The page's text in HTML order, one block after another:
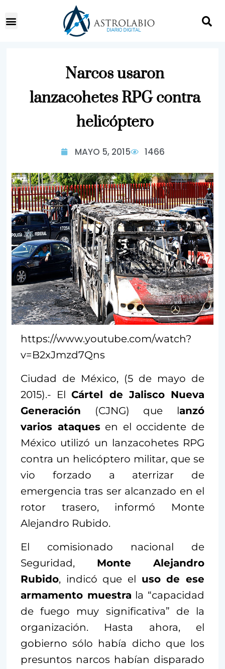
Narcos usaron
lanzacohetes RPG contra
helicóptero
MAYO 5, 2015 1466
https://www.youtube.com/watch?
v=B2xJmzd7Qns
Ciudad de México, (5 de mayo de
2015).- ElCártel de Jalisco Nueva
Generación (CJNG) que lanzó
varios ataques en el occidente de
México utilizó un lanzacohetes RPG
contra un helicóptero militar, que se
vio forzado a aterrizar de
emergencia tras ser alcanzado en el
rotor trasero, informó Monte
Alejandro Rubido.
El comisionado nacional de
Seguridad, Monte Alejandro
Rubido, indicó que el uso de ese
armamento muestra la “capacidad
de fuego muy significativa” de la
organización. Hasta ahora, el
gobierno sólo había dicho que los
presuntos narcos habían disparado